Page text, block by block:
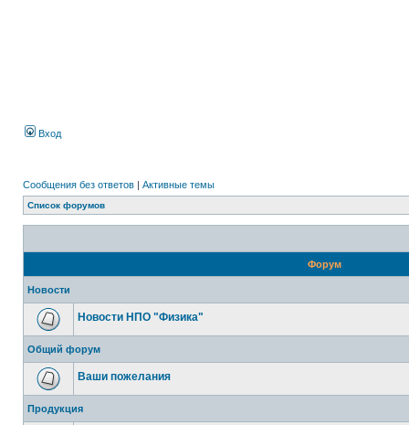
Вход
Сообщения без ответов | Активные темы
Список форумов
Форум
Новости
Новости НПО "Физика"
Общий форум
Ваши пожелания
Продукция